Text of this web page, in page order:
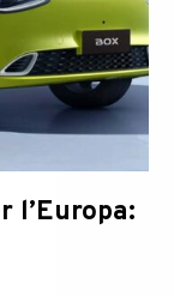
l’Europa: